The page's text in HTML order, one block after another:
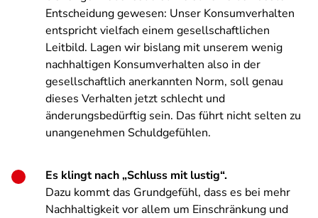
Entscheidung gewesen: Unser Konsumverhalten
entspricht vielfach einem gesellschaftlichen
Leitbild. Lagen wir bislang mit unserem wenig
nachhaltigen Konsumverhalten also in der
gesellschaftlich anerkannten Norm, soll genau
dieses Verhalten jetzt schlecht und
änderungsbedürftig sein. Das führt nicht selten zu
unangenehmen Schuldgefühlen.
Es klingt nach „Schluss mit lustig“.
Dazu kommt das Grundgefühl, dass es bei mehr
Nachhaltigkeit vor allem um Einschränkung und